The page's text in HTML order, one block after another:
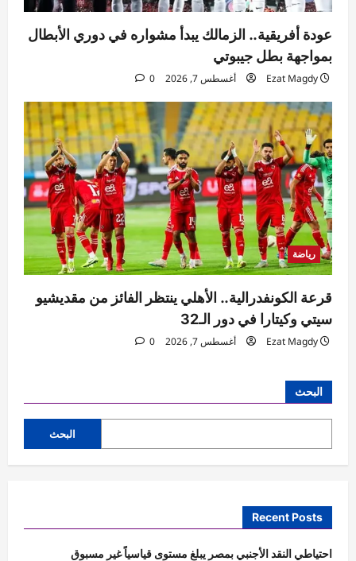
عودة أفريقية.. الزمالك يبدأ مشواره في دوري الأبطال
بمواجهة بطل جيبوتي
Ezat Magdy أغسطس 7, 2026 0
رياضة
قرعة الكونفدرالية.. الأهلي ينتظر الفائز من مقديشيو
سيتي وكيتارا في دور الـ32
Ezat Magdy أغسطس 7, 2026 0
البحث
البحث
Recent Posts
احتياطي النقد الأجنبي بمصر يبلغ مستوى قياسياً غير مسبوق